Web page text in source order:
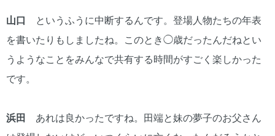
山口 というふうに中断するんです。登場人物たちの年表
を書いたりもしましたね。このとき◯歳だったんだねとい
うようなことをみんなで共有する時間がすごく楽しかった
です。
浜田 あれは良かったですね。田端と妹の夢子のお父さん